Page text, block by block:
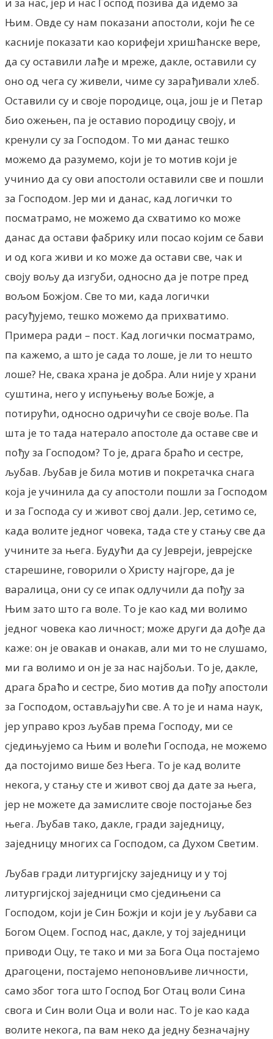
Њим. Овде су нам показани апостоли, који ће се
касније показати као корифеји хришћанске вере,
да су оставили лађе и мреже, дакле, оставили су
оно од чега су живели, чиме су зарађивали хлеб.
Оставили су и своје породице, оца, још је и Петар
био ожењен, па је оставио породицу своју, и
кренули су за Господом. То ми данас тешко
можемо да разумемо, који је то мотив који је
учинио да су ови апостоли оставили све и пошли
за Господом. Јер ми и данас, кад логички то
посматрамо, не можемо да схватимо ко може
данас да остави фабрику или посао којим се бави
и од кога живи и ко може да остави све, чак и
своју вољу да изгуби, односно да је потре пред
вољом Божјом. Све то ми, када логички
расуђујемо, тешко можемо да прихватимо.
Примера ради – пост. Кад логички посматрамо,
па кажемо, а што је сада то лоше, је ли то нешто
лоше? Не, свака храна је добра. Али није у храни
суштина, него у испуњењу воље Божје, а
потирући, односно одричући се своје воље. Па
шта је то тада натерало апостоле да оставе све и
пођу за Господом? То је, драга браћо и сестре,
љубав. Љубав је била мотив и покретачка снага
која је учинила да су апостоли пошли за Господом
и за Господа су и живот свој дали. Јер, сетимо се,
када волите једног човека, тада сте у стању све да
учините за њега. Будући да су Јевреји, јеврејске
старешине, говорили о Христу најгоре, да је
варалица, они су се ипак одлучили да пођу за
Њим зато што га воле. То је као кад ми волимо
једног човека као личност; може други да дође да
каже: он је овакав и онакав, али ми то не слушамо,
ми га волимо и он је за нас најбољи. То је, дакле,
драга браћо и сестре, био мотив да пођу апостоли
за Господом, остављајући све. А то је и нама наук,
јер управо кроз љубав према Господу, ми се
сједињујемо са Њим и волећи Господа, не можемо
да постојимо више без Њега. То је кад волите
некога, у стању сте и живот свој да дате за њега,
јер не можете да замислите своје постојање без
њега. Љубав тако, дакле, гради заједницу,
заједницу многих са Господом, са Духом Светим.
Љубав гради литургијску заједницу и у тој
литургијској заједници смо сједињени са
Господом, који је Син Божји и који је у љубави са
Богом Оцем. Господ нас, дакле, у тој заједници
приводи Оцу, те тако и ми за Бога Оца постајемо
драгоцени, постајемо непоновљиве личности,
само због тога што Господ Бог Отац воли Сина
свога и Син воли Оца и воли нас. То је као када
волите некога, па вам неко да једну безначајну